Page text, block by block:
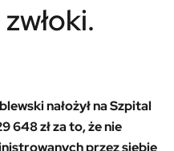
nałożył na Szpital
648 zł za to, że nie
przez siebie